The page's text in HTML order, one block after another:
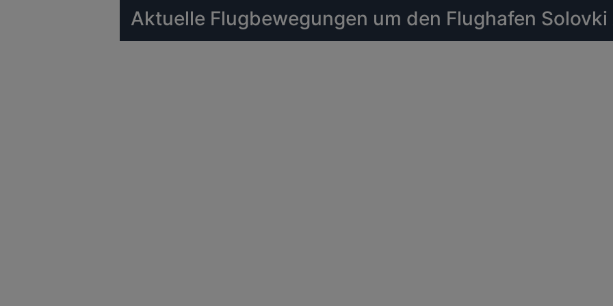
Aktuelle Flugbewegungen um den Flughafen